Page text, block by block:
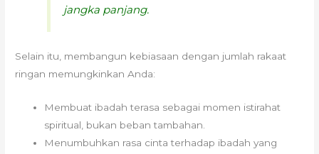
jangka panjang.
Selain itu, membangun kebiasaan dengan jumlah rakaat
ringan memungkinkan Anda:
Membuat ibadah terasa sebagai momen istirahat
spiritual, bukan beban tambahan.
Menumbuhkan rasa cinta terhadap ibadah yang